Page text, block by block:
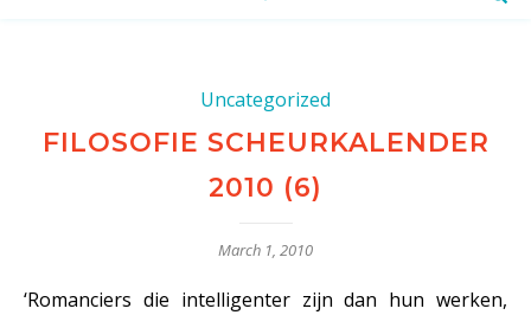
Uncategorized
FILOSOFIE SCHEURKALENDER
2010 (6)
March 1, 2010
‘Romanciers die intelligenter zijn dan hun werken,